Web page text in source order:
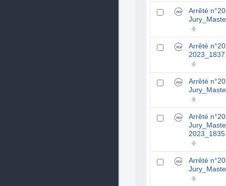
Arrêté
Arrêté
Arrêté
Arrêté
Arrêté